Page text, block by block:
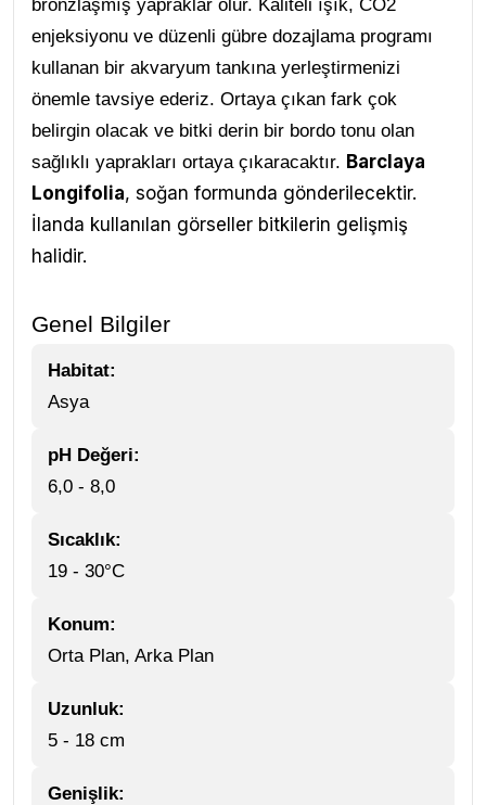
bronzlaşmış yapraklar olur. Kaliteli ışık, CO2
enjeksiyonu ve düzenli gübre dozajlama programı
kullanan bir akvaryum tankına yerleştirmenizi
önemle tavsiye ederiz. Ortaya çıkan fark çok
belirgin olacak ve bitki derin bir bordo tonu olan
sağlıklı yaprakları ortaya çıkaracaktır. Barclaya
Longifolia, soğan formunda gönderilecektir.
İlanda kullanılan görseller bitkilerin gelişmiş
halidir.
Genel Bilgiler
Habitat:
Asya
pH Değeri:
6,0 - 8,0
Sıcaklık:
19 - 30°C
Konum:
Orta Plan, Arka Plan
Uzunluk:
5 - 18 cm
Genişlik: